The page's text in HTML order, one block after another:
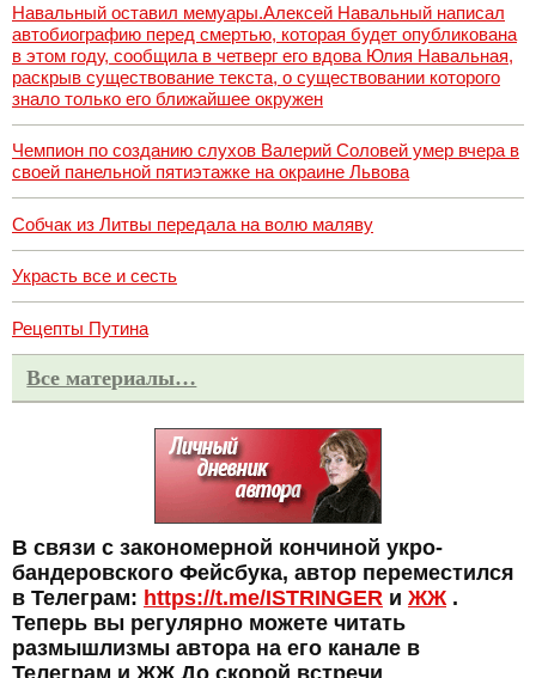
Навальный оставил мемуары.Алексей Навальный написал
автобиографию перед смертью, которая будет опубликована
в этом году, сообщила в четверг его вдова Юлия Навальная,
раскрыв существование текста, о существовании которого
знало только его ближайшее окружен
Чемпион по созданию слухов Валерий Соловей умер вчера в
своей панельной пятиэтажке на окраине Львова
Собчак из Литвы передала на волю маляву
Украсть все и сесть
Рецепты Путина
Все материалы…
В связи с закономерной кончиной укро-
бандеровского Фейсбука, автор переместился
в Телеграм: https://t.me/ISTRINGER и ЖЖ .
Теперь вы регулярно можете читать
размышлизмы автора на его канале в
Телеграм и ЖЖ До скорой встречи